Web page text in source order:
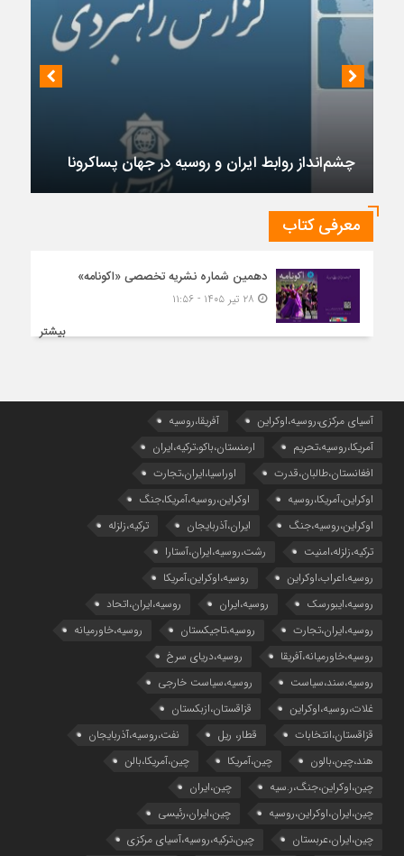
چشم‌انداز روابط ایران و روسیه در جهان پساکرونا
معرفی کتاب
دهمین شماره نشریه تخصصی «اکونامه»
بیشتر
آسیای مرکزی،روسیه،اوکراین
آفریقا،روسیه
آمریکا،روسیه،تحریم
ارمنستان،باکو،ترکیه،ایران
افغانستان،طالبان،قدرت
اوراسیا،ایران،تجارت
اوکراین،آمریکا،روسیه
اوکراین،روسیه،آمریکا،جنگ
اوکراین،روسیه،جنگ
ایران،آذربایجان
ترکیه،زلزله
ترکیه،زلزله،امنیت
رشت،روسیه،ایران،آستارا
روسیه،اعراب،اوکراین
روسیه،اوکراین،آمریکا
روسیه،ایبورسک
روسیه،ایران
روسیه،ایران،اتحاد
روسیه،ایران،تجارت
روسیه،تاجیکستان
روسیه،خاورمیانه
روسیه،خاورمیانه،آفریقا
روسیه،دریای سرخ
روسیه،سند،سیاست
روسیه،سیاست خارجی
غلات،روسیه،اوکراین
قزاقستان،ازبکستان
قزاقستان،انتخابات
قطار، ریل
نفت،روسیه،آذربایجان
هند،چین،بالون
چین،آمریکا
چین،آمریکا،بالن
چین،اوکراین،جنگ،ر.سیه
چین،ایران
چین،ایران،اوکراین،روسیه
چین،ایران،رئیسی
چین،ایران،عربستان
چین،ترکیه،روسیه،آسیای مرکزی